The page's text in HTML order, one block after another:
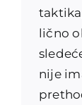
lično
nije